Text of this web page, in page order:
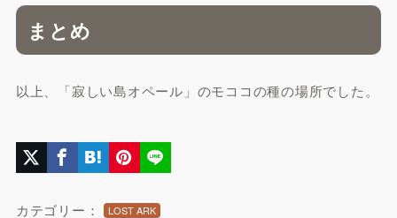
まとめ
以上、「寂しい島オペール」のモココの種の場所でした。
カテゴリー： LOST ARK